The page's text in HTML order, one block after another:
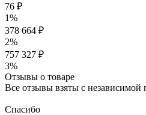
76 ₽
1%
378 664 ₽
2%
757 327 ₽
3%
Отзывы о товаре
Все отзывы взяты с
Спасибо